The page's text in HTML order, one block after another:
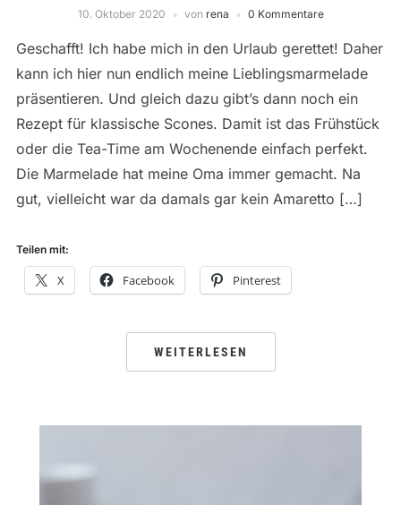
10. Oktober 2020 von rena 0 Kommentare
Geschafft! Ich habe mich in den Urlaub gerettet! Daher
kann ich hier nun endlich meine Lieblingsmarmelade
präsentieren. Und gleich dazu gibt’s dann noch ein
Rezept für klassische Scones. Damit ist das Frühstück
oder die Tea-Time am Wochenende einfach perfekt.
Die Marmelade hat meine Oma immer gemacht. Na
gut, vielleicht war da damals gar kein Amaretto […]
Teilen mit:
X Facebook Pinterest
WEITERLESEN